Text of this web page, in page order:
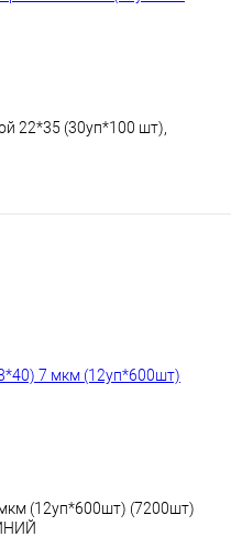
22*35 (30уп*100 шт),
(12уп*600шт) (7200шт)